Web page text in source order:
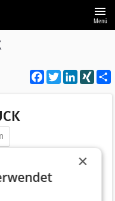
menu
Menü
Facebook
Twitter XING
×